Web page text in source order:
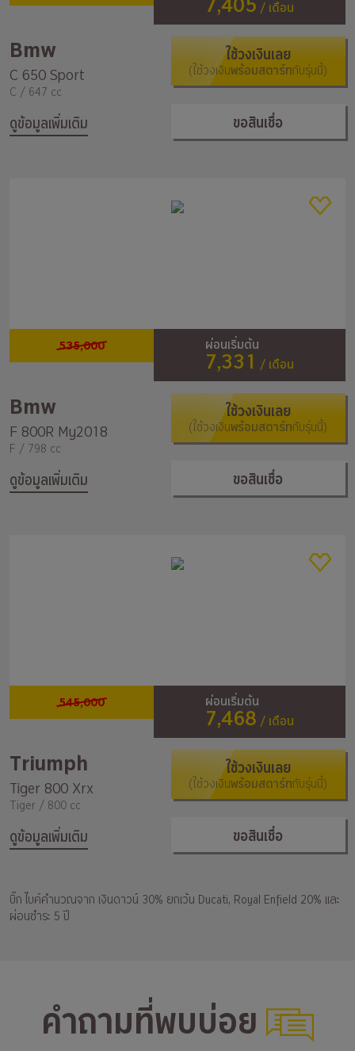
/ เดือน
Bmw
C 650 Sport
C / 647 cc
ดูข้อมูลเพิ่มเติม
ใช้วงเงินเลย
(ใช้วงเงินพร้อมสตาร์ทกับรุ่นนี้)
ขอสินเชื่อ
535,000 ผ่อนเริ่มต้น
7,331 / เดือน
Bmw
F 800R My2018
F / 798 cc
ดูข้อมูลเพิ่มเติม
ใช้วงเงินเลย
(ใช้วงเงินพร้อมสตาร์ทกับรุ่นนี้)
ขอสินเชื่อ
545,000 ผ่อนเริ่มต้น
7,468 / เดือน
Triumph
Tiger 800 Xrx
Tiger / 800 cc
ดูข้อมูลเพิ่มเติม
ใช้วงเงินเลย
(ใช้วงเงินพร้อมสตาร์ทกับรุ่นนี้)
ขอสินเชื่อ
บิ๊ก ไบค์คำนวณจาก เงินดาวน์ 30% ยกเว้น Ducati, Royal Enfield 20% และ
ผ่อนชำระ 5 ปี
คำถามที่พบบ่อย